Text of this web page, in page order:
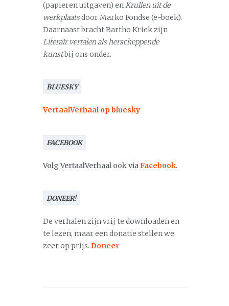
(papieren uitgaven) enKrullen uit de
werkplaatsdoor Marko Fondse (e-boek).
Daarnaast bracht Bartho Kriek zijn
Literair vertalen als herscheppende
kunstbij ons onder.
BLUESKY
VertaalVerhaal op bluesky
FACEBOOK
Volg VertaalVerhaal ook viaFacebook.
DONEER!
De verhalen zijn vrij te downloaden en
te lezen, maar een donatie stellen we
zeer op prijs. Doneer